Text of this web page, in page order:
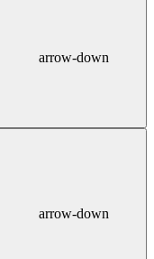
arrow-down
arrow-down